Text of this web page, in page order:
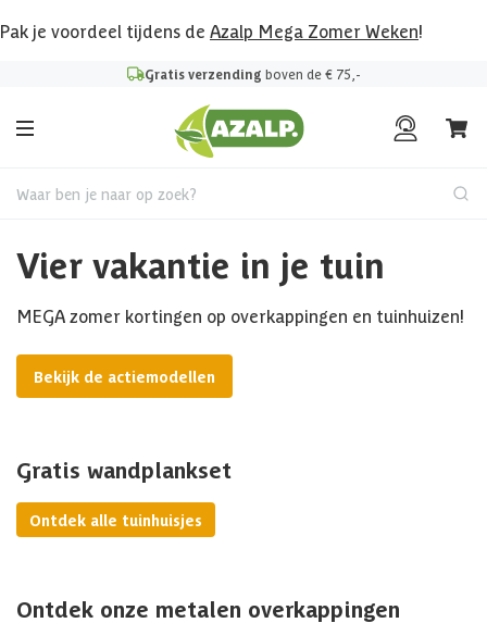
Pak je voordeel tijdens de Azalp Mega Zomer Weken!
Gratis verzending boven de € 75,-
Waar ben je naar op zoek?
Vier vakantie in je tuin
MEGA zomer kortingen op overkappingen en tuinhuizen!
Bekijk de actiemodellen
Gratis wandplankset
Ontdek alle tuinhuisjes
Ontdek onze metalen overkappingen